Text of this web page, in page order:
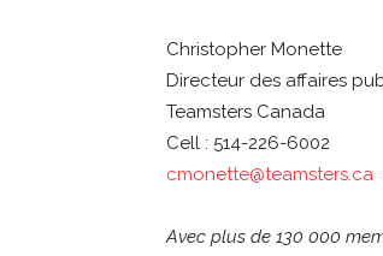
Christopher Monette
Directeur des affaires
Teamsters Canada
Cell : 514-226-6002
cmonette@teamsters.ca
Avec plus de 130 000